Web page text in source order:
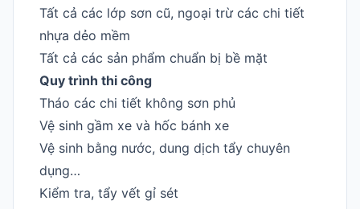
Tất cả các lớp sơn cũ, ngoại trừ các chi tiết
nhựa dẻo mềm
Tất cả các sản phẩm chuẩn bị bề mặt
Quy trình thi công
Tháo các chi tiết không sơn phủ
Vệ sinh gầm xe và hốc bánh xe
Vệ sinh bằng nước, dung dịch tẩy chuyên
dụng…
Kiểm tra, tẩy vết gỉ sét